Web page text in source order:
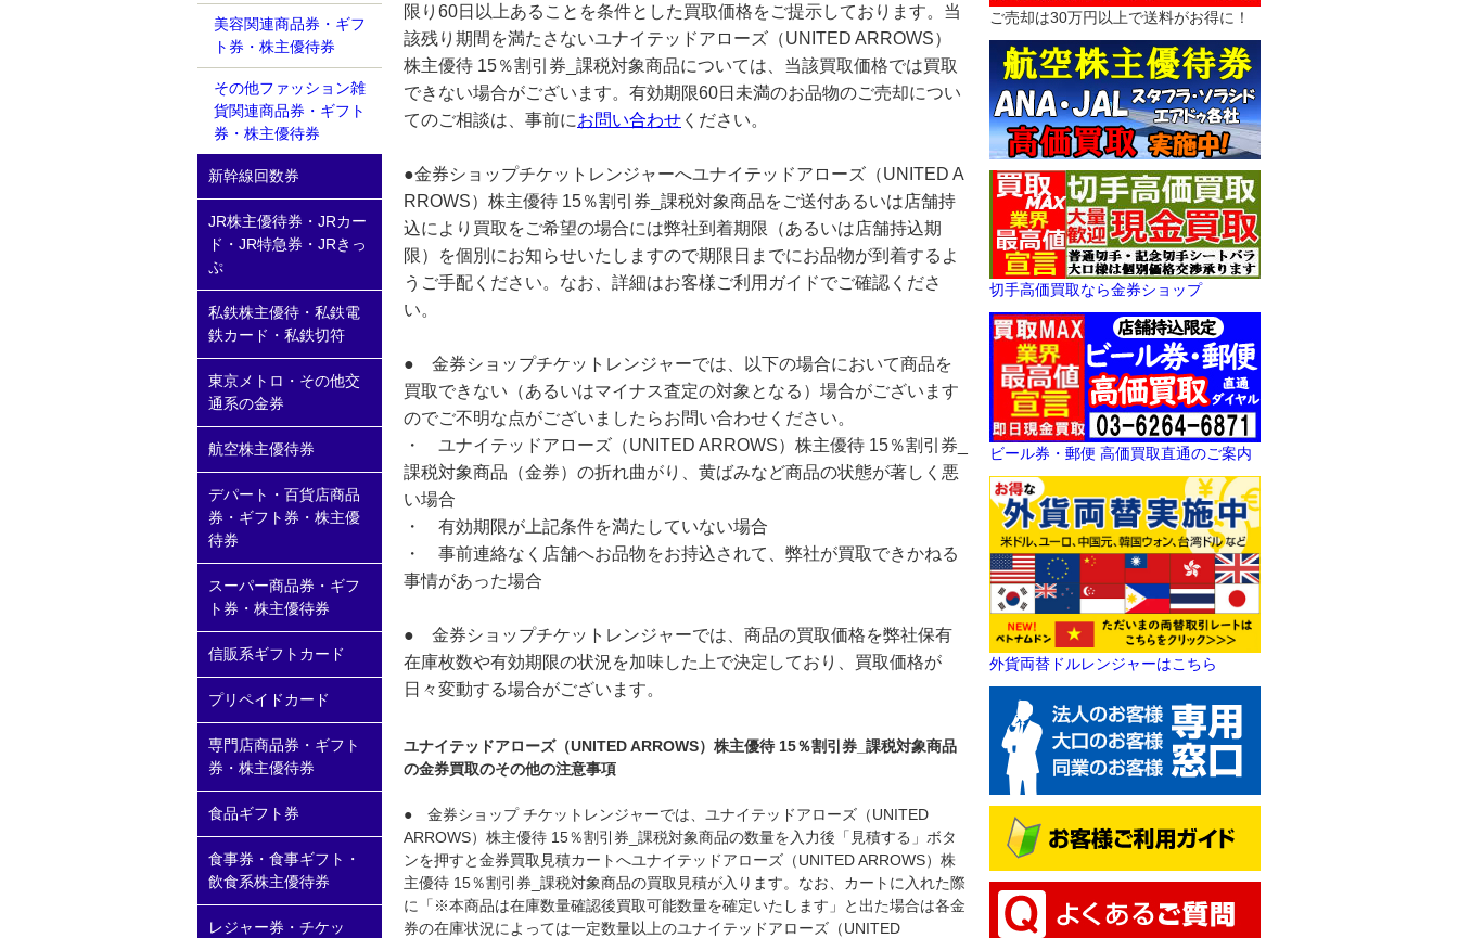
限り60日以上あることを条件とした買取価格をご提示しております。当
該残り期間を満たさないユナイテッドアローズ（UNITED ARROWS）
株主優待 15％割引券_課税対象商品については、当該買取価格では買取
できない場合がございます。有効期限60日未満のお品物のご売却につい
てのご相談は、事前にお問い合わせ ください。
●金券ショップチケットレンジャーへユナイテッドアローズ（UNITED A
RROWS）株主優待 15％割引券_課税対象商品をご送付あるいは店舗持
込により買取をご希望の場合には弊社到着期限（あるいは店舗持込期
限）を個別にお知らせいたしますので期限日までにお品物が到着するよ
うご手配ください。なお、詳細はお客様ご利用ガイドでご確認くださ
い。
● 金券ショップチケットレンジャーでは、以下の場合において商品を
買取できない（あるいはマイナス査定の対象となる）場合がございます
のでご不明な点がございましたらお問い合わせください。
・ ユナイテッドアローズ（UNITED ARROWS）株主優待 15％割引券_
課税対象商品（金券）の折れ曲がり、黄ばみなど商品の状態が著しく悪
い場合
・ 有効期限が上記条件を満たしていない場合
・ 事前連絡なく店舗へお品物をお持込されて、弊社が買取できかねる
事情があった場合
● 金券ショップチケットレンジャーでは、商品の買取価格を弊社保有
在庫枚数や有効期限の状況を加味した上で決定しており、買取価格が
日々変動する場合がございます。
ユナイテッドアローズ（UNITED ARROWS）株主優待 15％割引券_課税対象商品
の金券買取のその他の注意事項
● 金券ショップ チケットレンジャーでは、ユナイテッドアローズ（UNITED
ARROWS）株主優待 15％割引券_課税対象商品の数量を入力後「見積する」ボタ
ンを押すと金券買取見積カートへユナイテッドアローズ（UNITED ARROWS）株
主優待 15％割引券_課税対象商品の買取見積が入ります。なお、カートに入れた際
に「※本商品は在庫数量確認後買取可能数量を確定いたします」と出た場合は各金
券の在庫状況によっては一定数量以上のユナイテッドアローズ（UNITED
美容関連商品券・ギフ
ト券・株主優待券
その他ファッション雑
貨関連商品券・ギフト
券・株主優待券
新幹線回数券
JR株主優待券・JRカー
ド・JR特急券・JRきっ
ぷ
私鉄株主優待・私鉄電
鉄カード・私鉄切符
東京メトロ・その他交
通系の金券
航空株主優待券
デパート・百貨店商品
券・ギフト券・株主優
待券
スーパー商品券・ギフ
ト券・株主優待券
信販系ギフトカード
プリペイドカード
専門店商品券・ギフト
券・株主優待券
食品ギフト券
食事券・食事ギフト・
飲食系株主優待券
レジャー券・チケッ
ご売却は30万円以上で送料がお得に！
切手高価買取なら金券ショップ
ビール券・郵便 高価買取直通のご案内
外貨両替ドルレンジャーはこちら